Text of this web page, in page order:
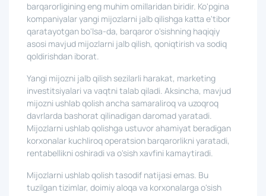
barqarorligining eng muhim omillaridan biridir. Ko'pgina
kompaniyalar yangi mijozlarni jalb qilishga katta e'tibor
qaratayotgan bo'lsa-da, barqaror o'sishning haqiqiy
asosi mavjud mijozlarni jalb qilish, qoniqtirish va sodiq
qoldirishdan iborat.
Yangi mijozni jalb qilish sezilarli harakat, marketing
investitsiyalari va vaqtni talab qiladi. Aksincha, mavjud
mijozni ushlab qolish ancha samaraliroq va uzoqroq
davrlarda bashorat qilinadigan daromad yaratadi.
Mijozlarni ushlab qolishga ustuvor ahamiyat beradigan
korxonalar kuchliroq operatsion barqarorlikni yaratadi,
rentabellikni oshiradi va o'sish xavfini kamaytiradi.
Mijozlarni ushlab qolish tasodif natijasi emas. Bu
tuzilgan tizimlar, doimiy aloqa va korxonalarga o'sish